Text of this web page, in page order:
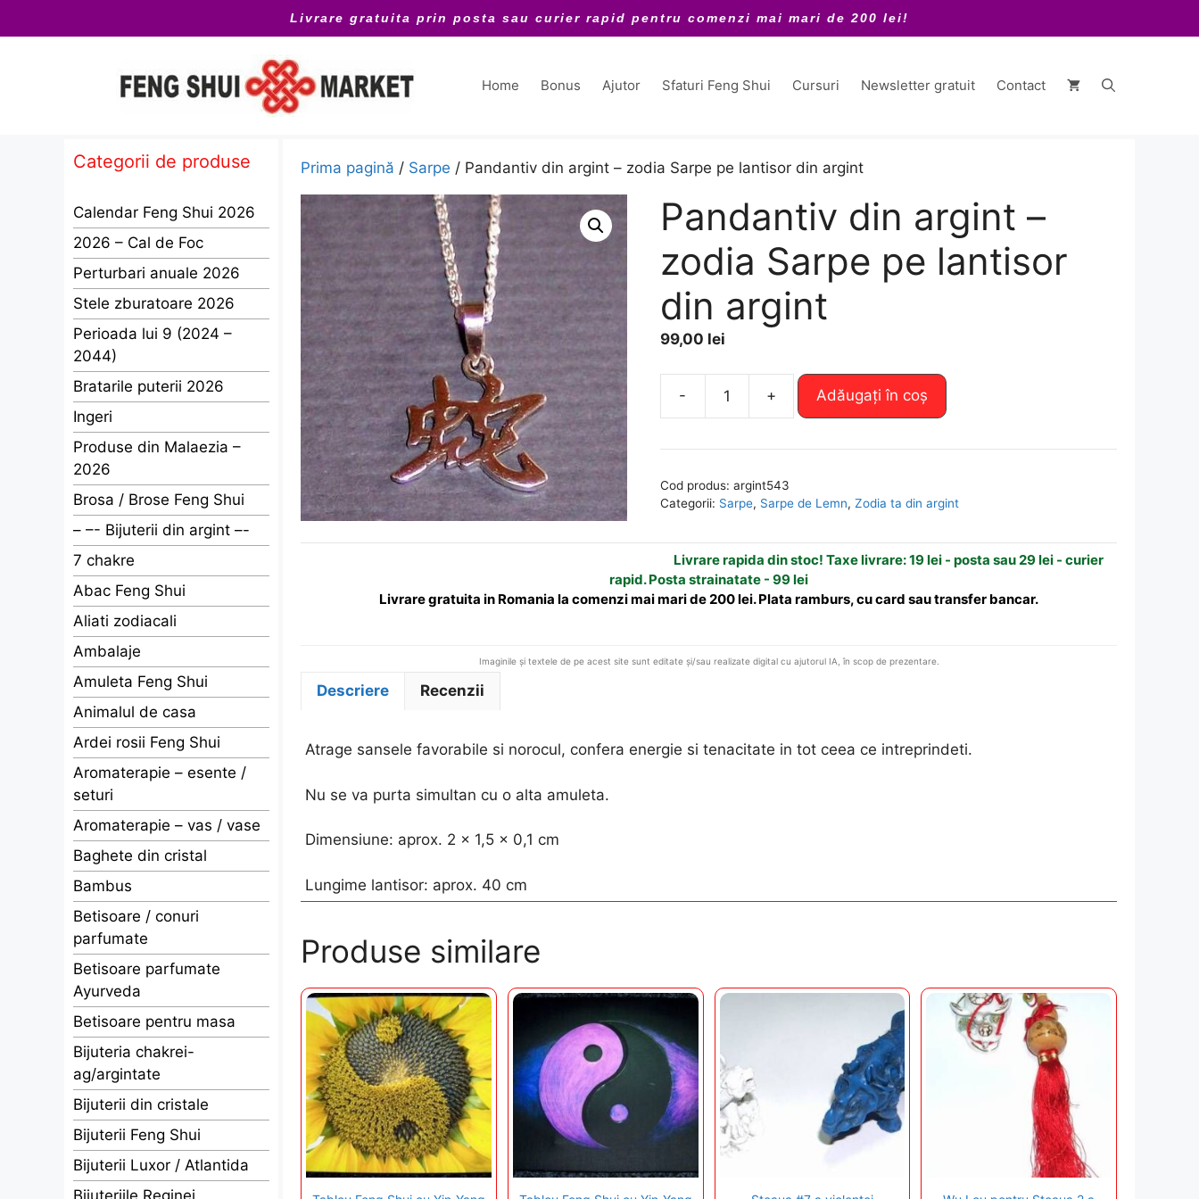
la
Livrare gratuita prin posta sau curier rapid pentru comenzi mai mari de 200 lei!
Home Bonus Ajutor Sfaturi Feng Shui Cursuri Newsletter gratuit Contact
Prima pagină / Sarpe / Pandantiv din argint – zodia Sarpe pe lantisor din argint
Pandantiv din argint –
zodia Sarpe pe lantisor
din argint
99,00 lei
-
din
-
Sarpe
pe
lantisor
din
+ Adăugați în coș
e
n
t
v
e
Cod produs: argint543
Categorii: Sarpe, Sarpe de Lemn, Zodia ta din argint
Livrare rapida din stoc! Taxe livrare: 19 lei - posta sau 29 lei - curier
rapid. Posta strainatate - 99 lei
Livrare gratuita in Romania la comenzi mai mari de 200 lei. Plata ramburs, cu card sau transfer bancar.
Imaginile și textele de pe acest site sunt editate și/sau realizate digital cu ajutorul IA, în scop de prezentare.
Descriere Recenzii
Atrage sansele favorabile si norocul, confera energie si tenacitate in tot ceea ce intreprindeti.
Nu se va purta simultan cu o alta amuleta.
Dimensiune: aprox. 2 x 1,5 x 0,1 cm
Lungime lantisor: aprox. 40 cm
Produse similare
Categorii de produse
Calendar Feng Shui 2026
2026 – Cal de Foc
Perturbari anuale 2026
Stele zburatoare 2026
Perioada lui 9 (2024 –
2044)
Bratarile puterii 2026
Ingeri
Produse din Malaezia –
2026
Brosa / Brose Feng Shui
– –- Bijuterii din argint –-
7 chakre
Abac Feng Shui
Aliati zodiacali
Ambalaje
Amuleta Feng Shui
Animalul de casa
Ardei rosii Feng Shui
Aromaterapie – esente /
seturi
Aromaterapie – vas / vase
Baghete din cristal
Bambus
Betisoare / conuri
parfumate
Betisoare parfumate
Ayurveda
Betisoare pentru masa
Bijuteria chakrei-
ag/argintate
Bijuterii din cristale
Bijuterii Feng Shui
Bijuterii Luxor / Atlantida
Bijuteriile Reginei